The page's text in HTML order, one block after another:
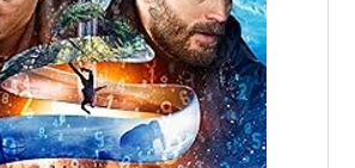
えます（2015）＜未＞ 出演
ア 俺たちのメリーハングオーバー
餐会（2015） 出演
） 出演